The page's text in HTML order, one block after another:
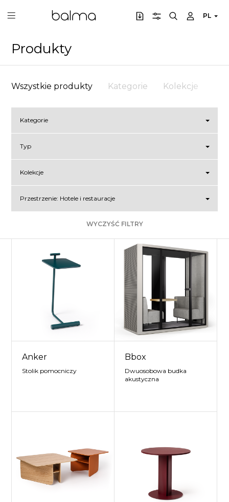
PL
Produkty
Wszystkie produkty Kategorie Kolekcje
Kategorie
Typ
Kolekcje
Przestrzenie: Hotele i restauracje
WYCZYŚĆ FILTRY
Anker
Stolik pomocniczy
Bbox
Dwuosobowa budka
akustyczna